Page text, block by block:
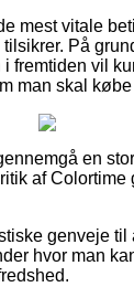
mest vitale
På
fremtiden vil
man skal
en
af Colortime
genveje
hvor man